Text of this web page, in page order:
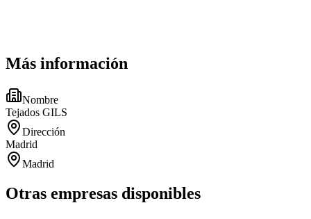
Más información
Nombre
Tejados GILS
Dirección
Madrid
Madrid
Otras empresas disponibles